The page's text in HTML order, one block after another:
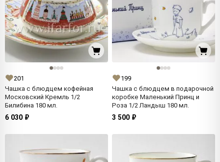
201
Чашка с блюдцем кофейная
Московский Кремль 1/2
Билибина 180 мл.
6 030 ₽
199
Чашка с блюдцем в подарочной
коробке Маленький Принц и
Роза 1/2 Ландыш 180 мл.
3 500 ₽